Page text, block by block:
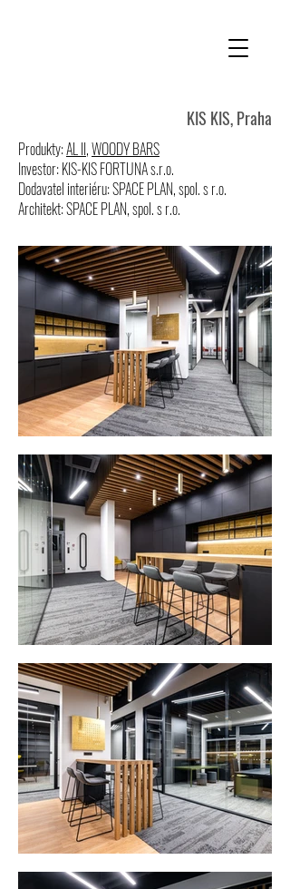
KIS KIS, Praha
Produkty:AL II,WOODY BARS
Investor: KIS-KIS FORTUNA s.r.o.
Dodavatel interiéru: SPACE PLAN, spol. s r.o.
Architekt: SPACE PLAN, spol. s r.o.